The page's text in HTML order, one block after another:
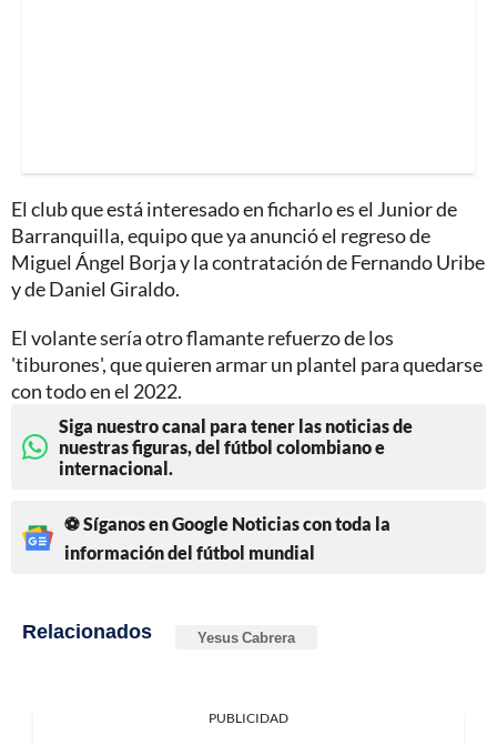
El club que está interesado en ficharlo es el Junior de
Barranquilla, equipo que ya anunció el regreso de
Miguel Ángel Borja y la contratación de Fernando Uribe
y de Daniel Giraldo.
El volante sería otro flamante refuerzo de los
'tiburones', que quieren armar un plantel para quedarse
con todo en el 2022.
Siga nuestro canal para tener las noticias de
nuestras figuras, del fútbol colombiano e
internacional.
⚽ Síganos en Google Noticias con toda la
información del fútbol mundial
Relacionados Yesus Cabrera
PUBLICIDAD